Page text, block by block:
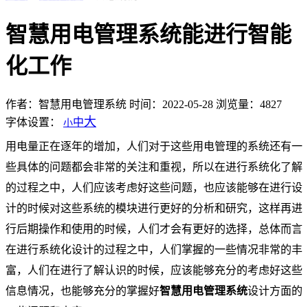
智慧用电管理系统能进行智能
化工作
作者：智慧用电管理系统 时间：2022-05-28 浏览量：4827
字体设置： 小中大
用电量正在逐年的增加，人们对于这些用电管理的系统还有一
些具体的问题都会非常的关注和重视，所以在进行系统化了解
的过程之中，人们应该考虑好这些问题，也应该能够在进行设
计的时候对这些系统的模块进行更好的分析和研究，这样再进
行后期操作和使用的时候，人们才会有更好的选择，总体而言
在进行系统化设计的过程之中，人们掌握的一些情况非常的丰
富，人们在进行了解认识的时候，应该能够充分的考虑好这些
信息情况，也能够充分的掌握好智慧用电管理系统设计方面的